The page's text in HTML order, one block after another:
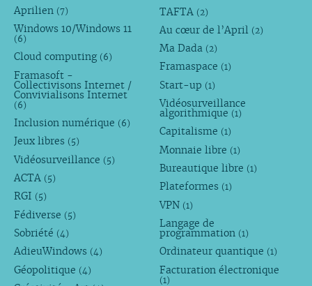
Aprilien (7)
Windows 10/Windows 11
(6)
Cloud computing (6)
Framasoft -
Collectivisons Internet /
Convivialisons Internet
(6)
Inclusion numérique (6)
Jeux libres (5)
Vidéosurveillance (5)
ACTA (5)
RGI (5)
Fédiverse (5)
Sobriété (4)
AdieuWindows (4)
Géopolitique (4)
TAFTA (2)
Au cœur de l’April (2)
Ma Dada (2)
Framaspace (1)
Start-up (1)
Vidéosurveillance
algorithmique (1)
Capitalisme (1)
Monnaie libre (1)
Bureautique libre (1)
Plateformes (1)
VPN (1)
Langage de
programmation (1)
Ordinateur quantique (1)
Facturation électronique
(1)